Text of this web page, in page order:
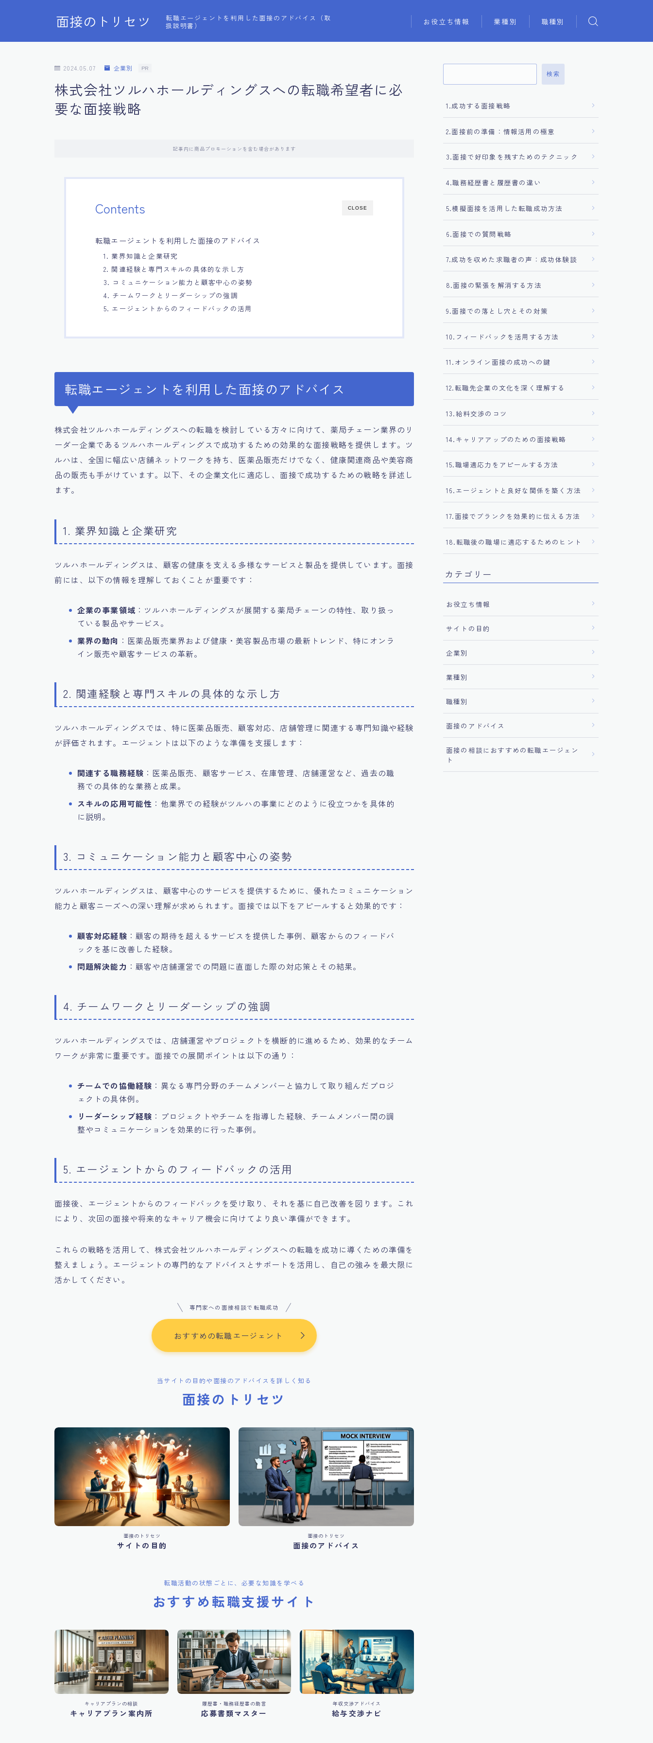
面接のトリセツ
転職エージェントを利用した面接のアドバイス（取
扱説明書）
お役立ち情報 業種別 職種別
2024.05.07 企業別 PR
株式会社ツルハホールディングスへの転職希望者に必
要な面接戦略
記事内に商品プロモーションを含む場合があります
CLOSE
Contents
転職エージェントを利用した面接のアドバイス
1. 業界知識と企業研究
2. 関連経験と専門スキルの具体的な示し方
3. コミュニケーション能力と顧客中心の姿勢
4. チームワークとリーダーシップの強調
5. エージェントからのフィードバックの活用
転職エージェントを利用した面接のアドバイス
株式会社ツルハホールディングスへの転職を検討している方々に向けて、薬局チェーン業界のリ
ーダー企業であるツルハホールディングスで成功するための効果的な面接戦略を提供します。ツ
ルハは、全国に幅広い店舗ネットワークを持ち、医薬品販売だけでなく、健康関連商品や美容商
品の販売も手がけています。以下、その企業文化に適応し、面接で成功するための戦略を詳述し
ます。
1. 業界知識と企業研究
ツルハホールディングスは、顧客の健康を支える多様なサービスと製品を提供しています。面接
前には、以下の情報を理解しておくことが重要です：
企業の事業領域：ツルハホールディングスが展開する薬局チェーンの特性、取り扱っ
ている製品やサービス。
業界の動向 ：医薬品販売業界および健康・美容製品市場の最新トレンド、特にオンラ
イン販売や顧客サービスの革新。
2. 関連経験と専門スキルの具体的な示し方
ツルハホールディングスでは、特に医薬品販売、顧客対応、店舗管理に関連する専門知識や経験
が評価されます。エージェントは以下のような準備を支援します：
関連する職務経験 ：医薬品販売、顧客サービス、在庫管理、店舗運営など、過去の職
務での具体的な業務と成果。
スキルの応用可能性 ：他業界での経験がツルハの事業にどのように役立つかを具体的
に説明。
3. コミュニケーション能力と顧客中心の姿勢
ツルハホールディングスは、顧客中心のサービスを提供するために、優れたコミュニケーション
能力と顧客ニーズへの深い理解が求められます。面接では以下をアピールすると効果的です：
顧客対応経験 ：顧客の期待を超えるサービスを提供した事例、顧客からのフィードバ
ックを基に改善した経験。
問題解決能力 ：顧客や店舗運営での問題に直面した際の対応策とその結果。
4. チームワークとリーダーシップの強調
ツルハホールディングスでは、店舗運営やプロジェクトを横断的に進めるため、効果的なチーム
ワークが非常に重要です。面接での展開ポイントは以下の通り：
チームでの協働経験 ：異なる専門分野のチームメンバーと協力して取り組んだプロジ
ェクトの具体例。
リーダーシップ経験 ：プロジェクトやチームを指導した経験、チームメンバー間の調
整やコミュニケーションを効果的に行った事例。
5. エージェントからのフィードバックの活用
面接後、エージェントからのフィードバックを受け取り、それを基に自己改善を図ります。これ
により、次回の面接や将来的なキャリア機会に向けてより良い準備ができます。
これらの戦略を活用して、株式会社ツルハホールディングスへの転職を成功に導くための準備を
整えましょう。エージェントの専門的なアドバイスとサポートを活用し、自己の強みを最大限に
活かしてください。
専門家への面接相談で転職成功
おすすめの転職エージェント
当サイトの目的や面接のアドバイスを詳しく知る
面接のトリセツ
面接のトリセツ
サイトの目的
面接のトリセツ
面接のアドバイス
転職活動の状態ごとに、必要な知識を学べる
おすすめ転職支援サイト
キャリアプランの相談
キャリアプラン案内所
履歴書・職務経歴書の助言
応募書類マスター
年収交渉アドバイス
給与交渉ナビ
検索
1.成功する面接戦略
2.面接前の準備：情報活用の極意
3.面接で好印象を残すためのテクニック
4.職務経歴書と履歴書の違い
5.模擬面接を活用した転職成功方法
6.面接での質問戦略
7.成功を収めた求職者の声：成功体験談
8.面接の緊張を解消する方法
9.面接での落とし穴とその対策
10.フィードバックを活用する方法
11.オンライン面接の成功への鍵
12.転職先企業の文化を深く理解する
13.給料交渉のコツ
14.キャリアアップのための面接戦略
15.職場適応力をアピールする方法
16.エージェントと良好な関係を築く方法
17.面接でブランクを効果的に伝える方法
18.転職後の職場に適応するためのヒント
カテゴリー
お役立ち情報
サイトの目的
企業別
業種別
職種別
面接のアドバイス
面接の相談におすすめの転職エージェン
ト